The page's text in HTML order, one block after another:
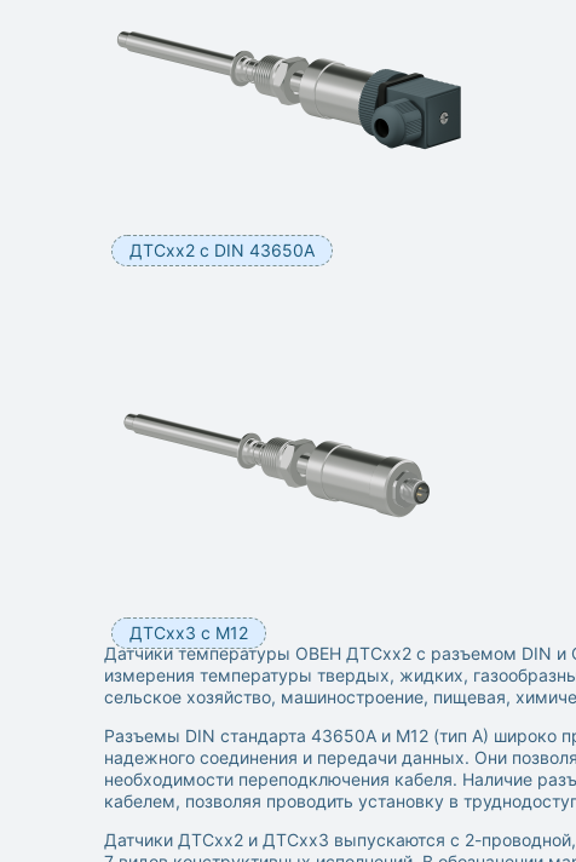
ДТСхх2 с DIN 43650А
ДТСхх3 с М12
Датчики температуры ОВЕН ДТСхх2 с разъемом DIN
измерения температуры твердых, жидких,
сельское хозяйство, машиностроение, пищевая,
Разъемы DIN стандарта 43650А и М12 (тип А) широко
надежного соединения и передачи данных. Они
необходимости переподключения кабеля. Наличие
кабелем, позволяя проводить установку в
Датчики ДТСхх2 и ДТСхх3 выпускаются с 2-